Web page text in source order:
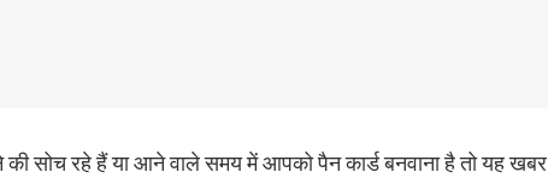
सोच रहे हैं या आने वाले समय में आपको पैन कार्ड बनवाना है तो यह खबर